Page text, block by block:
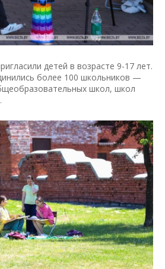
детей в возрасте 9-17 лет.
более 100 школьников —
школ, школ